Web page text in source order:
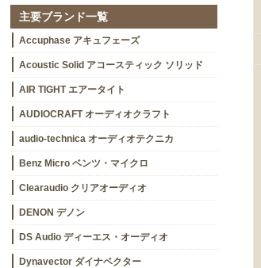
主要ブランド一覧
Accuphase アキュフェーズ
Acoustic Solid アコースティック ソリッド
AIR TIGHT エアータイト
AUDIOCRAFT オーディオクラフト
audio-technica オーディオテクニカ
Benz Micro ベンツ・マイクロ
Clearaudio クリアオーディオ
DENON デノン
DS Audio ディーエス・オーディオ
Dynavector ダイナベクター